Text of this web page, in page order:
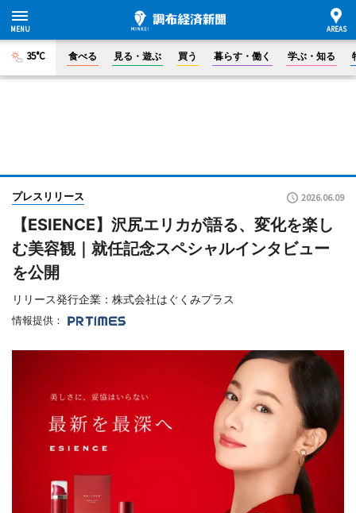
35°C 食べる 見る・遊ぶ 買う 暮らす・働く 学ぶ・知る
プレスリリース 2026.06.09
【ESIENCE】沢尻エリカが語る、変化を楽し
む美容観｜就任記念スペシャルインタビュー
を公開
リリース発行企業：株式会社はぐくみプラス
情報提供：